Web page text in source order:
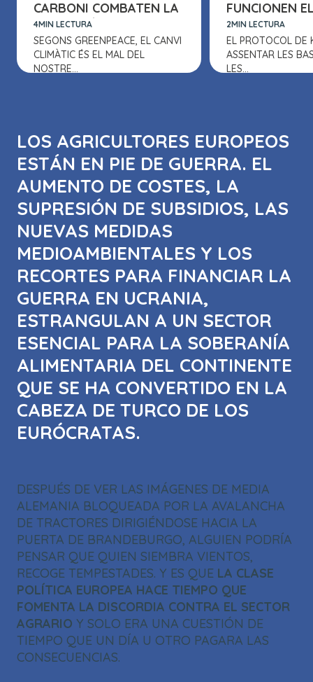
CARBONI COMBATEN LA
POL·LUCIÓ
4MIN LECTURA
SEGONS GREENPEACE, EL CANVI
CLIMÀTIC ÉS EL MAL DEL
NOSTRE...
FUNCIONEN
DE CARBONI
2MIN LECTURA
EL PROTOCOL DE
ASSENTAR LES
LES...
LOS AGRICULTORES EUROPEOS
ESTÁN EN PIE DE GUERRA. EL
AUMENTO DE COSTES, LA
SUPRESIÓN DE SUBSIDIOS, LAS
NUEVAS MEDIDAS
MEDIOAMBIENTALES Y LOS
RECORTES PARA FINANCIAR LA
GUERRA EN UCRANIA,
ESTRANGULAN A UN SECTOR
ESENCIAL PARA LA SOBERANÍA
ALIMENTARIA DEL CONTINENTE
QUE SE HA CONVERTIDO EN LA
CABEZA DE TURCO DE LOS
EURÓCRATAS.
DESPUÉS DE VER LAS IMÁGENES DE MEDIA
ALEMANIA BLOQUEADA POR LA AVALANCHA
DE TRACTORES DIRIGIÉNDOSE HACIA LA
PUERTA DE BRANDEBURGO, ALGUIEN PODRÍA
PENSAR QUE QUIEN SIEMBRA VIENTOS,
RECOGE TEMPESTADES. Y ES QUE LA CLASE
POLÍTICA EUROPEA HACE TIEMPO QUE
FOMENTA LA DISCORDIA CONTRA EL SECTOR
AGRARIO Y SOLO ERA UNA CUESTIÓN DE
TIEMPO QUE UN DÍA U OTRO PAGARA LAS
CONSECUENCIAS.